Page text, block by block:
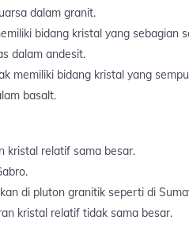
dalam granit.
bidang kristal yang sebagian
dalam andesit.
memiliki bidang kristal yang
basalt.
kristal relatif sama besar.
di pluton granitik seperti di
kristal relatif tidak sama besar.